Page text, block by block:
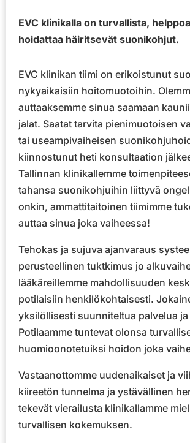
EVC klinikalla on turvallista,
hoidattaa häiritsevät suonikohjut.
EVC klinikan tiimi on erikoistunut
nykyaikaisiin hoitomuotoihin.
auttaaksemme sinua saamaan
jalat. Saatat tarvita pienimuotoisen
tai useampivaiheisen
kiinnostunut heti konsultaation
Tallinnan klinikallemme
tahansa suonikohjuihin liittyvä
onkin, ammattitaitoinen tiimimme
auttaa sinua joka vaiheessa!
Tehokas ja sujuva ajanvaraus
perusteellinen tuktkimus jo
lääkäreillemme mahdollisuuden
potilaisiin henkilökohtaisesti.
yksilöllisesti suunniteltua palvelua
Potilaamme tuntevat olonsa
huomioonotetuiksi hoidon joka
Vastaanottomme uudenaikaiset ja
kiireetön tunnelma ja ystävällinen
tekevät vierailusta klinikallamme
turvallisen kokemuksen.